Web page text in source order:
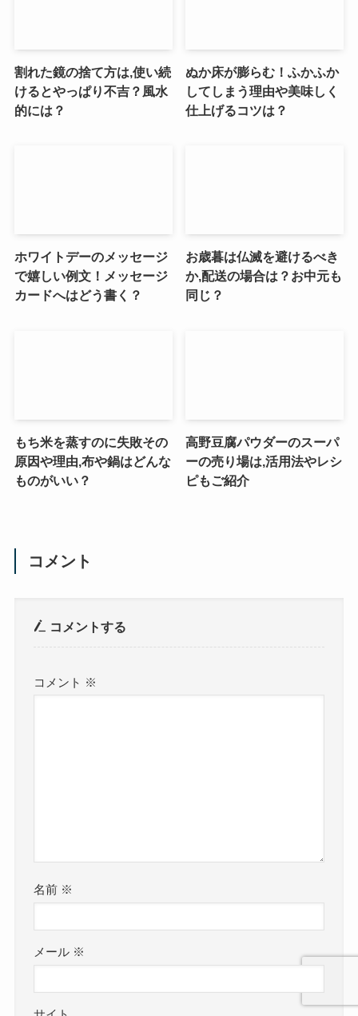
割れた鏡の捨て方は,使い続
けるとやっぱり不吉？風水
的には？
ぬか床が膨らむ！ふかふか
してしまう理由や美味しく
仕上げるコツは？
ホワイトデーのメッセージ
で嬉しい例文！メッセージ
カードへはどう書く？
お歳暮は仏滅を避けるべき
か,配送の場合は？お中元も
同じ？
もち米を蒸すのに失敗その
原因や理由,布や鍋はどんな
ものがいい？
高野豆腐パウダーのスーパ
ーの売り場は,活用法やレシ
ピもご紹介
コメント
コメントする
コメント ※
名前 ※
メール ※